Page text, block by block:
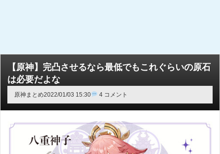
【原神】完凸させるなら最低でもこれぐらいの原石
は必要だよな
原神まとめ2022/01/03 15:30 4 コメント